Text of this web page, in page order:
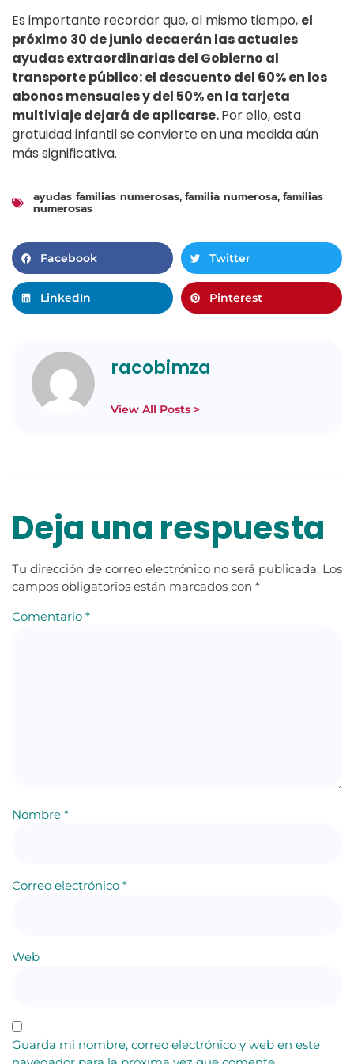
Es importante recordar que, al mismo tiempo, el
próximo 30 de junio decaerán las actuales
ayudas extraordinarias del Gobierno al
transporte público: el descuento del 60% en los
abonos mensuales y del 50% en la tarjeta
multiviaje dejará de aplicarse.Por ello, esta
gratuidad infantil se convierte en una medida aún
más significativa.
ayudas familias numerosas, familia numerosa, familias
numerosas
Facebook Twitter
LinkedIn Pinterest
racobimza
View All Posts >
Deja una respuesta
Tu dirección de correo electrónico no será publicada. Los
campos obligatorios están marcados con *
Comentario *
Nombre *
Correo electrónico *
Web
Guarda mi nombre, correo electrónico y web en este